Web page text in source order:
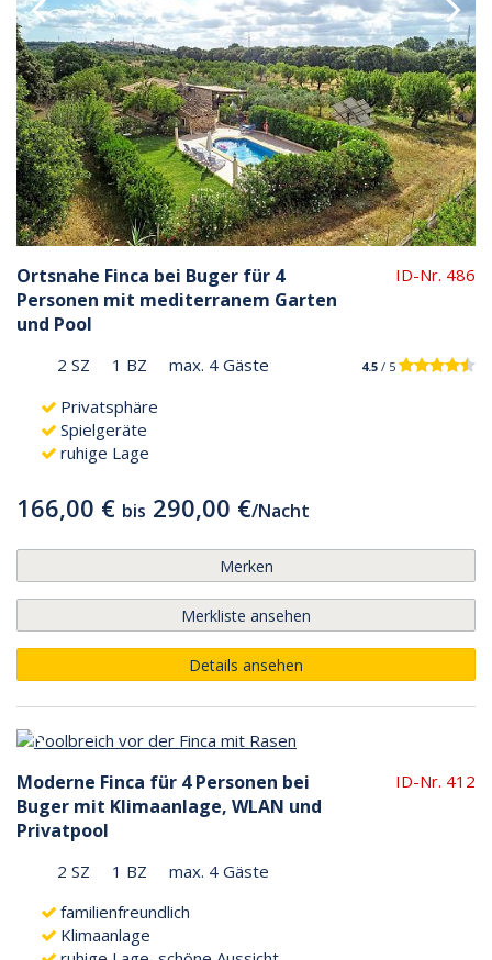
Ortsnahe Finca bei Buger für 4
Personen mit mediterranem Garten
und Pool
ID-Nr. 486
2 SZ 1 BZ max. 4 Gäste 4.5 / 5
Privatsphäre
Spielgeräte
ruhige Lage
166,00 € bis 290,00 €/Nacht
Merken
Merkliste ansehen
Details ansehen
Moderne Finca für 4 Personen bei
Buger mit Klimaanlage, WLAN und
Privatpool
ID-Nr. 412
2 SZ 1 BZ
max. 4 Gäste
familienfreundlich
Klimaanlage